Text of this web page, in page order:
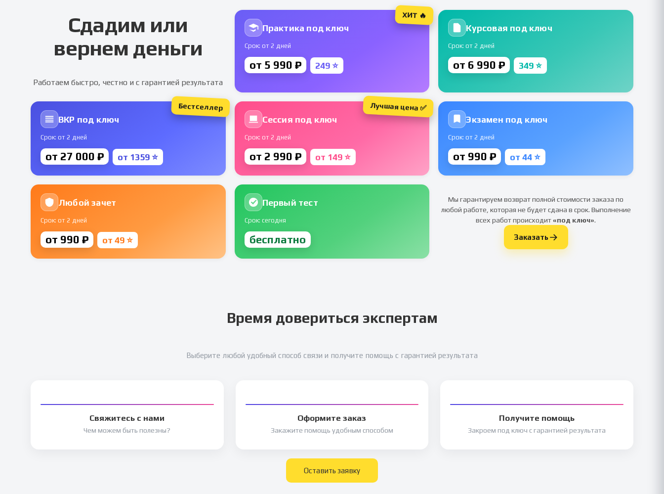
Сдадим или
вернем деньги
Работаем быстро, честно и с гарантией результата
Практика под ключ
Срок: от 2 дней
от 5 990 ₽ 249 ⭐
ХИТ 🔥
Курсовая под ключ
Срок: от 2 дней
от 6 990 ₽ 349 ⭐
ВКР под ключ
Срок: от 2 дней
от 27 000 ₽ от 1359 ⭐
Бестселлер
Сессия под ключ
Срок: от 2 дней
от 2 990 ₽ от 149 ⭐
Лучшая цена ✅
Экзамен под ключ
Срок: от 2 дней
от 990 ₽ от 44 ⭐
Любой зачет
Срок: от 2 дней
от 990 ₽ от 49 ⭐
Первый тест
Срок: сегодня
бесплатно
Мы гарантируем возврат полной стоимости заказа по
любой работе, которая не будет сдана в срок. Выполнение
всех работ происходит«под ключ».
Заказать
Время довериться экспертам
Выберите любой удобный способ связи и получите помощь с гарантией результата
Свяжитесь с нами
Чем можем быть полезны?
Оформите заказ
Закажите помощь удобным способом
Получите помощь
Закроем под ключ с гарантией результата
Оставить заявку